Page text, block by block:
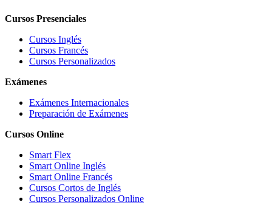
Cursos Presenciales
Cursos Inglés
Cursos Francés
Cursos Personalizados
Exámenes
Exámenes Internacionales
Preparación de Exámenes
Cursos Online
Smart Flex
Smart Online Inglés
Smart Online Francés
Cursos Cortos de Inglés
Cursos Personalizados Online